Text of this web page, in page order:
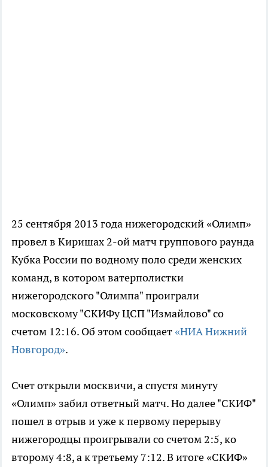
25 сентября 2013 года нижегородский «Олимп»
провел в Киришах 2-ой матч группового раунда
Кубка России по водному поло среди женских
команд, в котором ватерполистки
нижегородского "Олимпа" проиграли
московскому "СКИФу ЦСП "Измайлово" со
счетом 12:16. Об этом сообщает «НИА Нижний
Новгород».
Счет открыли москвичи, а спустя минуту
«Олимп» забил ответный матч. Но далее "СКИФ"
пошел в отрыв и уже к первому перерыву
нижегородцы проигрывали со счетом 2:5, ко
второму 4:8, а к третьему 7:12. В итоге «СКИФ»